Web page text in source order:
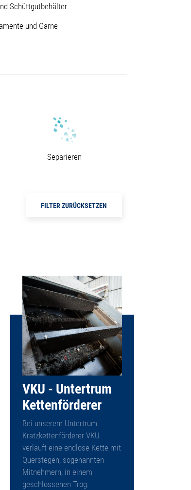
Schüttgutbehälter
und Garne
Separieren
VKU - Untertrum
Kettenförderer
Bei unserem Untertrum
Kratzkettenförderer VKU
verläuft eine endlose Kette mit
Querstegen, sogenannten
Mitnehmern, in einem
geschlossenen Trog.